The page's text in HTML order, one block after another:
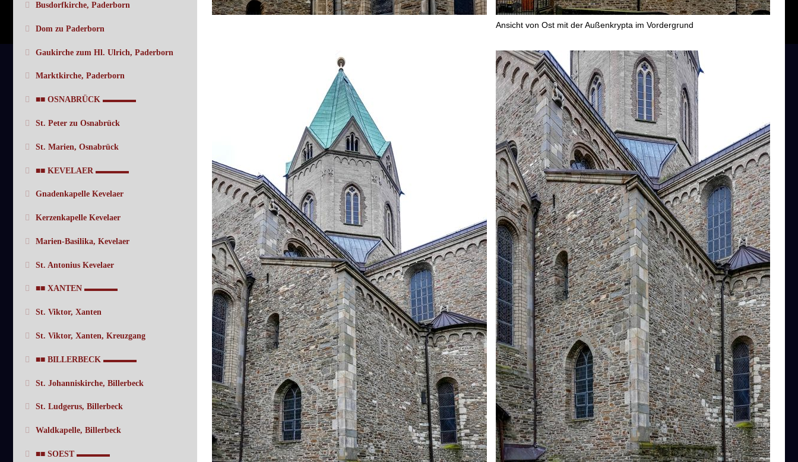
Busdorfkirche, Paderborn
Dom zu Paderborn
Gaukirche zum Hl. Ulrich, Paderborn
Marktkirche, Paderborn
■■ OSNABRÜCK ▬▬▬▬
St. Peter zu Osnabrück
St. Marien, Osnabrück
■■ KEVELAER ▬▬▬▬
Gnadenkapelle Kevelaer
Kerzenkapelle Kevelaer
Marien-Basilika, Kevelaer
St. Antonius Kevelaer
■■ XANTEN ▬▬▬▬
St. Viktor, Xanten
St. Viktor, Xanten, Kreuzgang
■■ BILLERBECK ▬▬▬▬
St. Johanniskirche, Billerbeck
St. Ludgerus, Billerbeck
Waldkapelle, Billerbeck
■■ SOEST ▬▬▬▬
Ansicht von Ost mit der Außenkrypta im Vordergrund